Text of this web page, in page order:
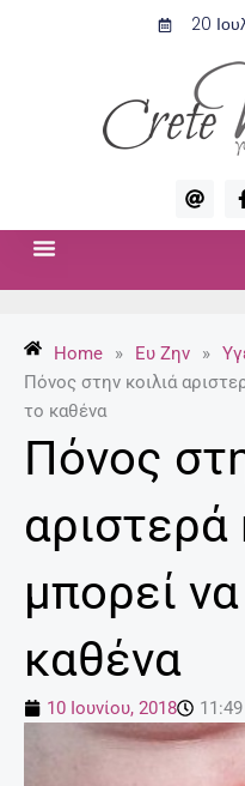
20
A
t
Home » Ευ Ζην »
Πόνος στην κοιλιά
το καθένα
Πόνος
αριστερά
μπορεί να
καθένα
10 Ιουνίου, 2018